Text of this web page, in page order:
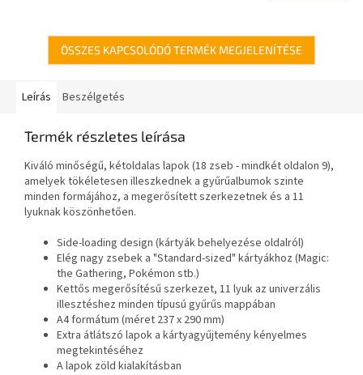
ÖSSZES KAPCSOLÓDÓ TERMÉK MEGJELENÍTÉSE
Leírás Beszélgetés
Termék részletes leírása
Kiváló minőségű, kétoldalas lapok (18 zseb - mindkét oldalon 9),
amelyek tökéletesen illeszkednek a gyűrűalbumok szinte
minden formájához, a megerősített szerkezetnek és a 11
lyuknak köszönhetően.
Side-loading design (kártyák behelyezése oldalról)
Elég nagy zsebek a "Standard-sized" kártyákhoz (Magic:
the Gathering, Pokémon stb.)
Kettős megerősítésű szerkezet, 11 lyuk az univerzális
illesztéshez minden típusú gyűrűs mappában
A4 formátum (méret 237 x 290 mm)
Extra átlátszó lapok a kártyagyűjtemény kényelmes
megtekintéséhez
A lapok zöld kialakításban